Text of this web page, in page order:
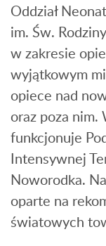
Oddział
im. Św.
w zakresie
wyjątkowym
opiece nad
oraz poza nim.
funkcjonuje
Intensywnej
Noworodka.
oparte na
światowych